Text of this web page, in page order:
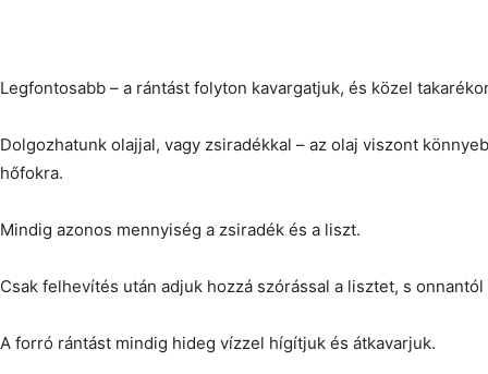
Legfontosabb – a rántást folyton kavargatjuk, és közel
Dolgozhatunk olajjal, vagy zsiradékkal – az olaj viszont
hőfokra.
Mindig azonos mennyiség a zsiradék és a liszt.
Csak felhevítés után adjuk hozzá szórással a lisztet, s
A forró rántást mindig hideg vízzel hígítjuk és átkavarjuk.